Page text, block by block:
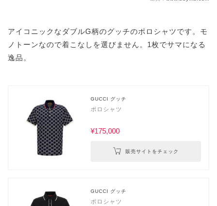
アイコニックなダブルG柄のグッチのポロシャツです。モ
ノトーンなので着こなしを選びません。1枚でサマになる
逸品。
GUCCI グッチ
ポロシャツ
¥175,000
販売サイトをチェック
GUCCI グッチ
ポロシャツ